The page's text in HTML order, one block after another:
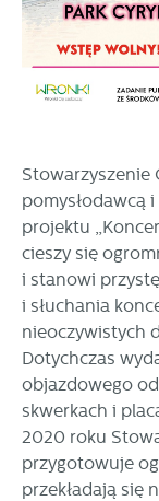
Stowarzyszenie
pomysłodawcą
projektu
cieszy się
i stanowi
i słuchania
nieoczywistych
Dotychczas
objazdowego
skwerkach i
2020 roku
przygotowuje
przekładają się